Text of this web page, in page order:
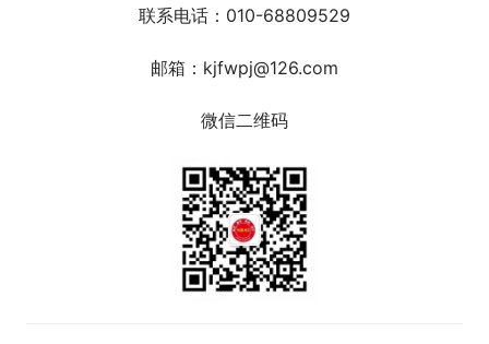
联系电话：010-68809529
邮箱：kjfwpj@126.com
微信二维码